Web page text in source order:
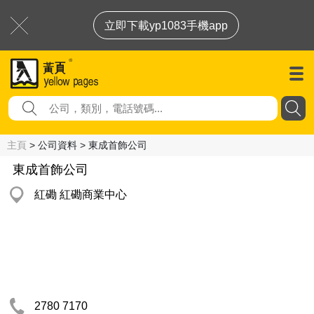
立即下載yp1083手機app
主頁 > 公司資料 > 東成首飾公司
東成首飾公司
紅磡 紅磡商業中心
2780 7170